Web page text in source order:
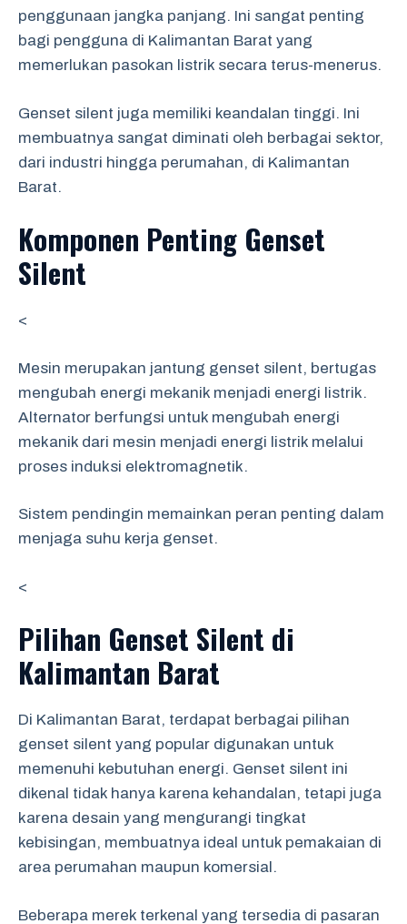
penggunaan jangka panjang. Ini sangat penting
bagi pengguna di Kalimantan Barat yang
memerlukan pasokan listrik secara terus-menerus.
Genset silent juga memiliki keandalan tinggi. Ini
membuatnya sangat diminati oleh berbagai sektor,
dari industri hingga perumahan, di Kalimantan
Barat.
Komponen Penting Genset
Silent
<
Mesin merupakan jantung genset silent, bertugas
mengubah energi mekanik menjadi energi listrik.
Alternator berfungsi untuk mengubah energi
mekanik dari mesin menjadi energi listrik melalui
proses induksi elektromagnetik.
Sistem pendingin memainkan peran penting dalam
menjaga suhu kerja genset.
<
Pilihan Genset Silent di
Kalimantan Barat
Di Kalimantan Barat, terdapat berbagai pilihan
genset silent yang popular digunakan untuk
memenuhi kebutuhan energi. Genset silent ini
dikenal tidak hanya karena kehandalan, tetapi juga
karena desain yang mengurangi tingkat
kebisingan, membuatnya ideal untuk pemakaian di
area perumahan maupun komersial.
Beberapa merek terkenal yang tersedia di pasaran